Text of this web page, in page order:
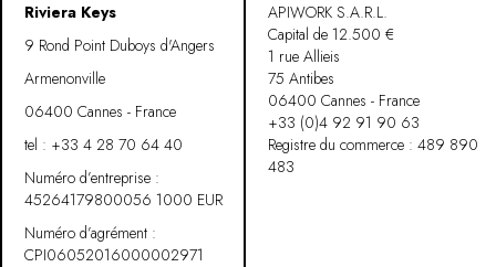
Riviera Keys
9 Rond Point Duboys d'Angers
Armenonville
06400 Cannes - France
tel : +33 4 28 70 64 40
Numéro d’entreprise :
45264179800056 1000 EUR
Numéro d’agrément :
CPI06052016000002971
APIWORK S.A.R.L.
Capital de 12.500 €
1 rue Allieis
75 Antibes
06400 Cannes - France
+33 (0)4 92 91 90 63
Registre du commerce : 489 890
483